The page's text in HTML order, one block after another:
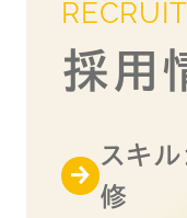
RECRUIT
採用
スキ
修